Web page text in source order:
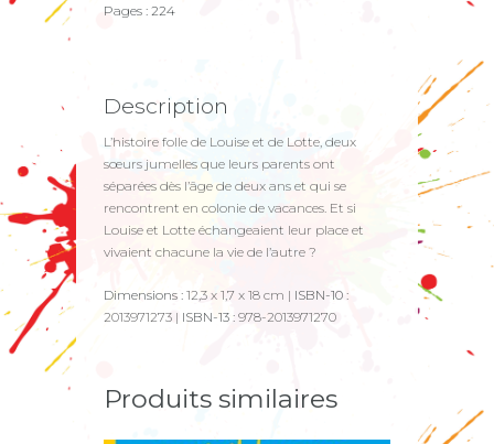
Pages : 224
Description
L’histoire folle de Louise et de Lotte, deux
sœurs jumelles que leurs parents ont
séparées dès l’âge de deux ans et qui se
rencontrent en colonie de vacances. Et si
Louise et Lotte échangeaient leur place et
vivaient chacune la vie de l’autre ?
Dimensions : 12,3 x 1,7 x 18 cm | ISBN-10 :
2013971273 | ISBN-13 : 978-2013971270
Produits similaires